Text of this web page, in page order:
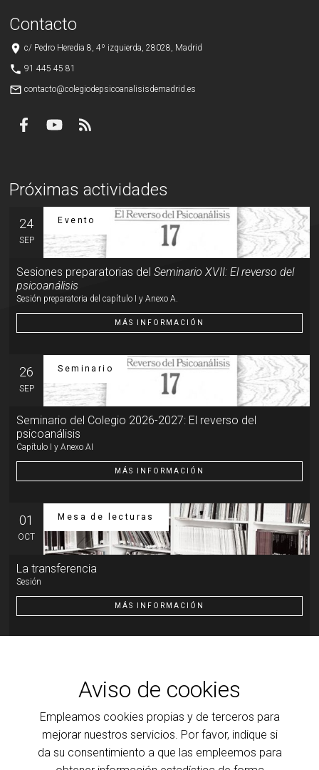
Aviso de cookies
Empleamos cookies propias y de terceros para
mejorar nuestros servicios. Por favor, indique si
da su consentimiento a que las empleemos para
Contacto
place c/ Pedro Heredia 8, 4º izquierda, 28028, Madrid
phone 91 445 45 81
mail_outline contacto@colegiodepsicoanalisisdemadrid.es
Próximas actividades
24
SEP
Evento
Sesiones preparatorias delSeminario XVII: El reverso del
psicoanálisis
Sesión preparatoria del capítulo I y Anexo A.
MÁS INFORMACIÓN
26
SEP
Seminario
Seminario del Colegio 2026-2027: El reverso del
psicoanálisis
Capítulo I y Anexo AI
MÁS INFORMACIÓN
01
OCT
Mesa de lecturas
La transferencia
Sesión
MÁS INFORMACIÓN
la ilumina
Transferencia: resistencia y motor de la cura
MÁS INFORMACIÓN